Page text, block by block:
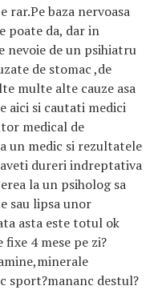
baza nervoasa
poate da, dar in
nevoie de un psihiatru
de stomac ,de
multe alte cauze asa
aici si cautati medici
medical de
un medic si rezultatele
dureri indreptativa
la un psiholog sa
sau lipsa unor
asta este totul ok
4 mese pe zi?
sport?mananc destul?